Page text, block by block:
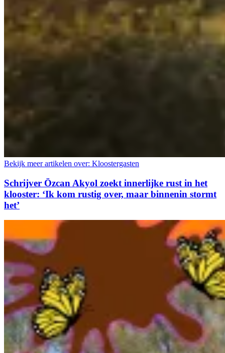
Bekijk meer artikelen over: Kloostergasten
Schrijver Özcan Akyol zoekt innerlijke rust in het
klooster: ‘Ik kom rustig over, maar binnenin stormt
het’